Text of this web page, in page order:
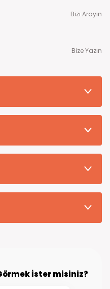
Bizi Arayın
Bize Yazın
İster misiniz?